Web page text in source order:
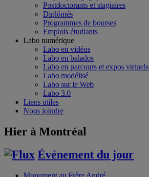
Postdoctorants et stagiaires
Diplômés
Programmes de bourses
Emplois étudiants
Labo numérique
Labo en vidéos
Labo en balados
Labo en parcours et expos virtuels
Labo modélisé
Labo sur le Web
Labo 3.0
Liens utiles
Nous joindre
Hier à Montréal
Événement du jour
Monument au Frère André